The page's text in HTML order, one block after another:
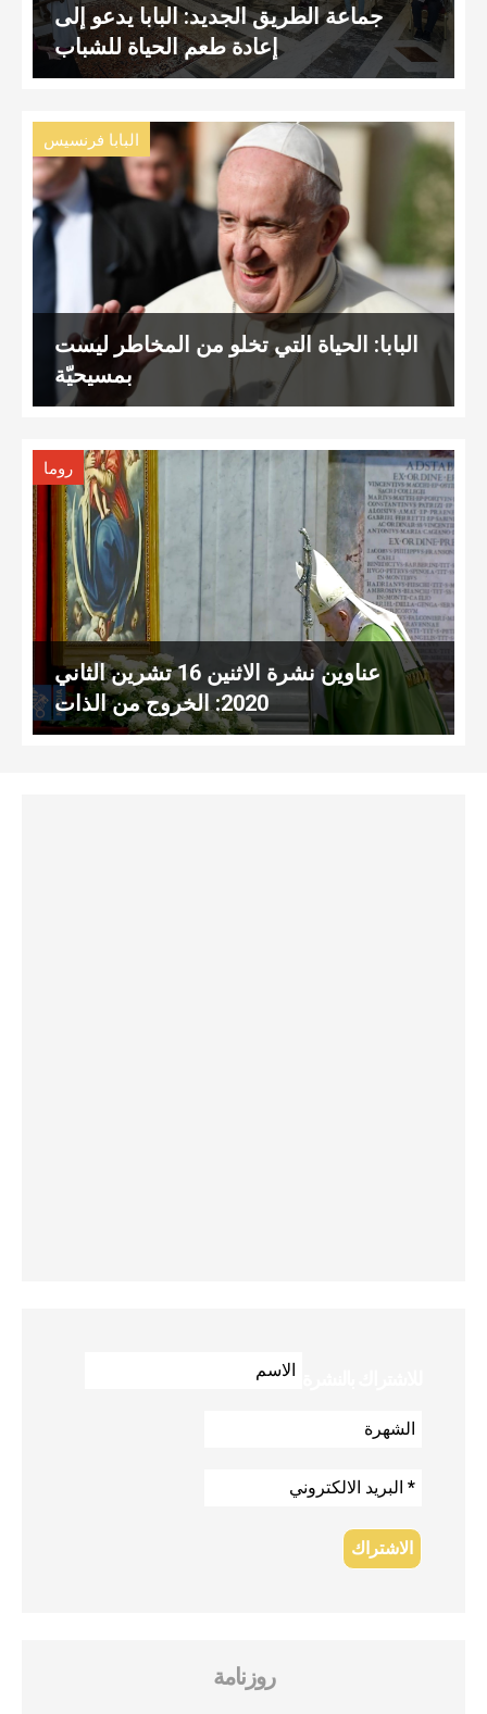
جماعة الطريق الجديد: البابا يدعو إلى
إعادة طعم الحياة للشباب
البابا فرنسيس
البابا: الحياة التي تخلو من المخاطر ليست
بمسيحيّة
روما
عناوين نشرة الاثنين 16 تشرين الثاني
2020: الخروج من الذات
روزنامة